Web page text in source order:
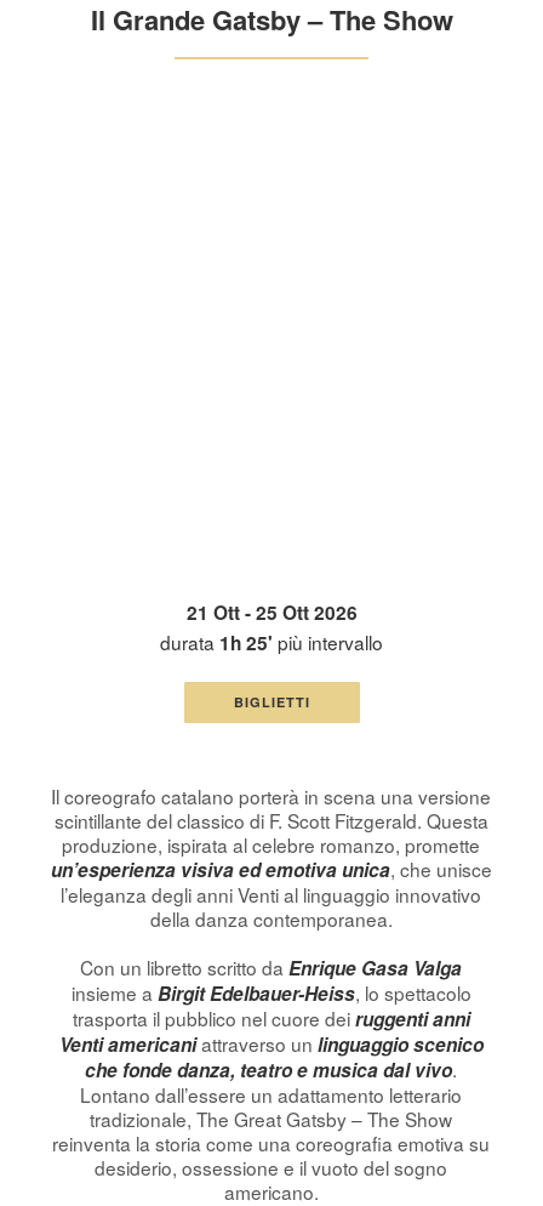
Il Grande Gatsby – The Show
21 Ott - 25 Ott 2026
durata 1h 25' più intervallo
BIGLIETTI
Il coreografo catalano porterà in scena una versione
scintillante del classico di F. Scott Fitzgerald. Questa
produzione, ispirata al celebre romanzo, promette
un’esperienza visiva ed emotiva unica, che unisce
l’eleganza degli anni Venti al linguaggio innovativo
della danza contemporanea.
Con un libretto scritto da Enrique Gasa Valga
insieme a Birgit Edelbauer-Heiss, lo spettacolo
trasporta il pubblico nel cuore deiruggenti anni
Venti americaniattraverso un linguaggio scenico
che fonde danza, teatro e musica dal vivo.
Lontano dall’essere un adattamento letterario
tradizionale, The Great Gatsby – The Show
reinventa la storia come una coreografia emotiva su
desiderio, ossessione e il vuoto del sogno
americano.